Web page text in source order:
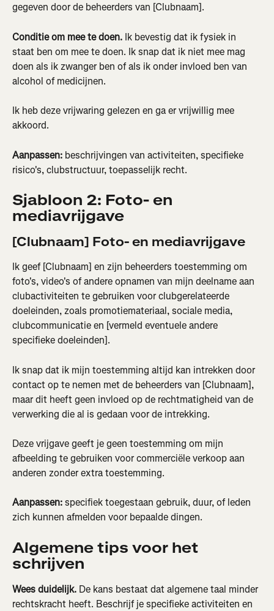
gegeven door de beheerders van [Clubnaam].
Conditie om mee te doen. Ik bevestig dat ik fysiek in
staat ben om mee te doen. Ik snap dat ik niet mee mag
doen als ik zwanger ben of als ik onder invloed ben van
alcohol of medicijnen.
Ik heb deze vrijwaring gelezen en ga er vrijwillig mee
akkoord.
Aanpassen: beschrijvingen van activiteiten, specifieke
risico's, clubstructuur, toepasselijk recht.
Sjabloon 2: Foto- en
mediavrijgave
[Clubnaam] Foto- en mediavrijgave
Ik geef [Clubnaam] en zijn beheerders toestemming om
foto's, video's of andere opnamen van mijn deelname aan
clubactiviteiten te gebruiken voor clubgerelateerde
doeleinden, zoals promotiemateriaal, sociale media,
clubcommunicatie en [vermeld eventuele andere
specifieke doeleinden].
Ik snap dat ik mijn toestemming altijd kan intrekken door
contact op te nemen met de beheerders van [Clubnaam],
maar dit heeft geen invloed op de rechtmatigheid van de
verwerking die al is gedaan voor de intrekking.
Deze vrijgave geeft je geen toestemming om mijn
afbeelding te gebruiken voor commerciële verkoop aan
anderen zonder extra toestemming.
Aanpassen: specifiek toegestaan gebruik, duur, of leden
zich kunnen afmelden voor bepaalde dingen.
Algemene tips voor het
schrijven
Wees duidelijk. De kans bestaat dat algemene taal minder
rechtskracht heeft. Beschrijf je specifieke activiteiten en